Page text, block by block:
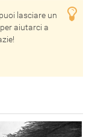
lasciare un
aiutarci a